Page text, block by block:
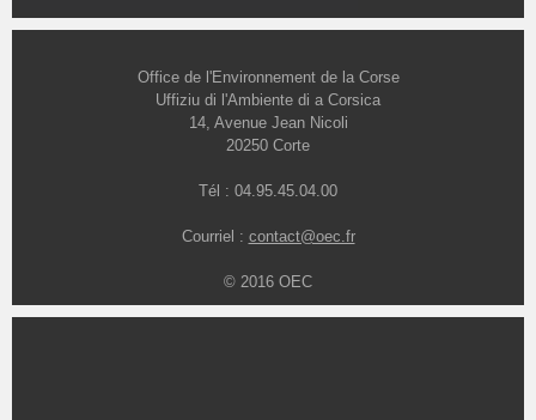
Office de l'Environnement de la Corse
Uffiziu di l'Ambiente di a Corsica
14, Avenue Jean Nicoli
20250 Corte
Tél : 04.95.45.04.00
Courriel : contact@oec.fr
© 2016 OEC